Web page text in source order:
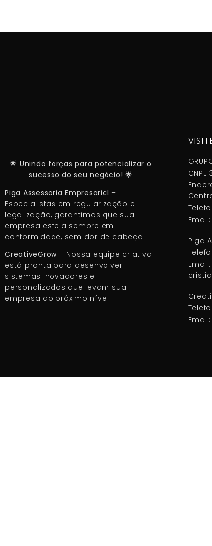
🌟 Unindo forças para potencializar o
sucesso do seu negócio! 🌟
Piga Assessoria Empresarial –
Especialistas em regularização e
legalização, garantimos que sua
empresa esteja sempre em
conformidade, sem dor de cabeça!
CreativeGrow – Nossa equipe criativa
está pronta para desenvolver
sistemas inovadores e
personalizados que levam sua
empresa ao próximo nível!
CNPJ
Piga
Email: